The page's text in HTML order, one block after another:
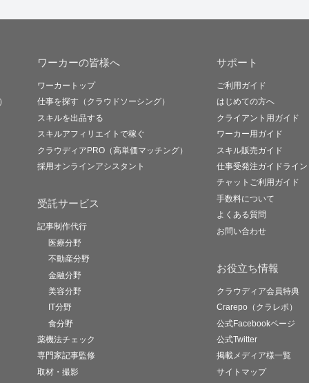
ワーカーの皆様へ
ワーカートップ
仕事を探す（クラウドソーシング）
スキルを出品する
スキルアフィリエイトで稼ぐ
クラウディアPRO（高単価マッチング）
採用オンラインアシスタント
受託サービス
記事制作代行
医療分野
不動産分野
金融分野
美容分野
IT分野
食分野
薬機法チェック
専門家記事監修
取材・撮影
サポート
ご利用ガイド
はじめての方へ
クライアント用ガイド
ワーカー用ガイド
スキル販売ガイド
仕事受発注ガイドライン
チャットご利用ガイド
手数料について
よくある質問
お問い合わせ
お役立ち情報
クラウディア会員特典
Crarepo（クラレポ）
公式Facebookページ
公式Twitter
掲載メディア様一覧
サイトマップ